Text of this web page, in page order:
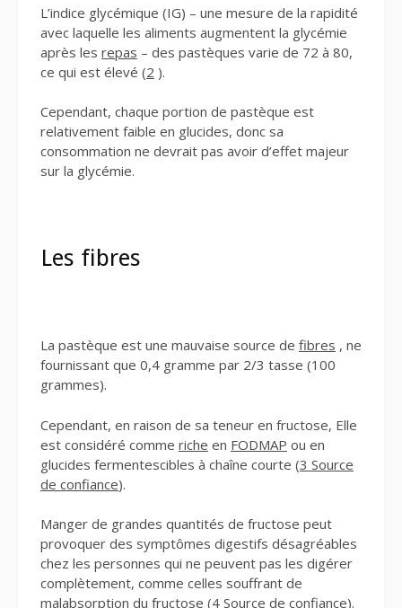
L’indice glycémique (IG) – une mesure de la rapidité
avec laquelle les aliments augmentent la glycémie
après les repas – des pastèques varie de 72 à 80,
ce qui est élevé (2 ).
Cependant, chaque portion de pastèque est
relativement faible en glucides, donc sa
consommation ne devrait pas avoir d’effet majeur
sur la glycémie.
Les fibres
La pastèque est une mauvaise source de fibres , ne
fournissant que 0,4 gramme par 2/3 tasse (100
grammes).
Cependant, en raison de sa teneur en fructose, Elle
est considéré comme riche en FODMAP ou en
glucides fermentescibles à chaîne courte (3 Source
de confiance).
Manger de grandes quantités de fructose peut
provoquer des symptômes digestifs désagréables
chez les personnes qui ne peuvent pas les digérer
complètement, comme celles souffrant de
malabsorption du fructose (4 Source de confiance).